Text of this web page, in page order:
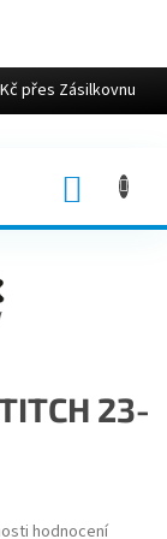
přes Zásilkovnu
23-
hodnocení